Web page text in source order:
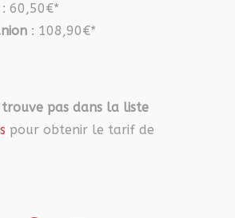
: 60,50€*
: 108,90€*
trouve pas dans la liste
pour obtenir le tarif de